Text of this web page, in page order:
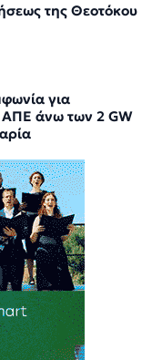
της Θεοτόκου
για
άνω των 2 GW